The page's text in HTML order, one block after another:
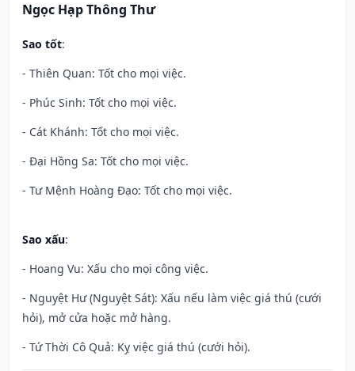
Ngọc Hạp Thông Thư
Sao tốt:
- Thiên Quan: Tốt cho mọi việc.
- Phúc Sinh: Tốt cho mọi việc.
- Cát Khánh: Tốt cho mọi việc.
- Đại Hồng Sa: Tốt cho mọi việc.
- Tư Mệnh Hoàng Đạo: Tốt cho mọi việc.
Sao xấu:
- Hoang Vu: Xấu cho mọi công việc.
- Nguyệt Hư (Nguyệt Sát): Xấu nếu làm việc giá thú (cưới
hỏi), mở cửa hoặc mở hàng.
- Tứ Thời Cô Quả: Kỵ việc giá thú (cưới hỏi).